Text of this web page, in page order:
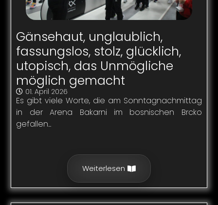
Gänsehaut, unglaublich,
fassungslos, stolz, glücklich,
utopisch, das Unmögliche
möglich gemacht
01. April 2026
Es gibt viele Worte, die am Sonntagnachmittag
in der Arena Bakarni im bosnischen Brcko
gefallen...
Weiterlesen